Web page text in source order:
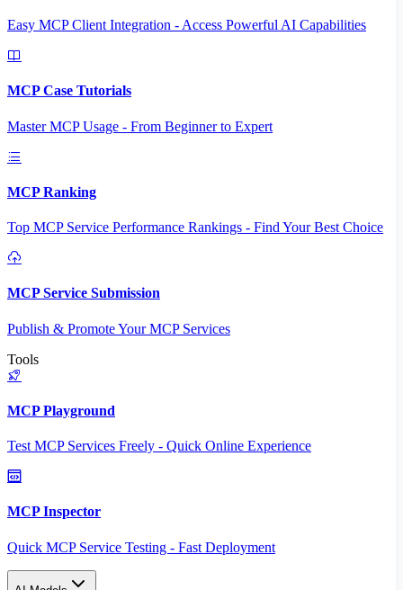
Easy MCP Client Integration - Access Powerful AI Capabilities
MCP Case Tutorials
Master MCP Usage - From Beginner to Expert
MCP Ranking
Top MCP Service Performance Rankings - Find Your Best Choice
MCP Service Submission
Publish & Promote Your MCP Services
Tools
MCP Playground
Test MCP Services Freely - Quick Online Experience
MCP Inspector
Quick MCP Service Testing - Fast Deployment